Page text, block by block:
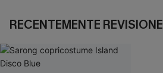
RECENTEMENTE REVISIONE